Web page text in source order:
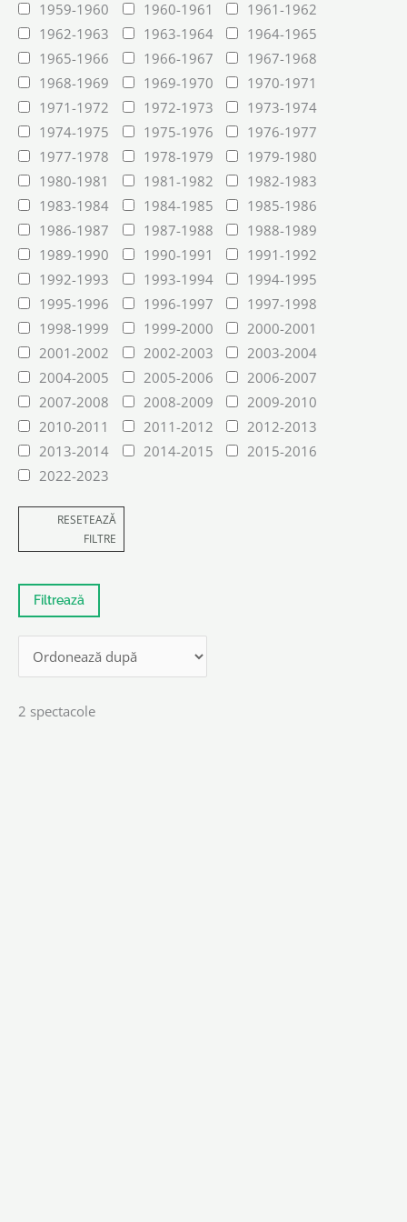
1959-1960
1960-1961
1961-1962
1962-1963
1963-1964
1964-1965
1965-1966
1966-1967
1967-1968
1968-1969
1969-1970
1970-1971
1971-1972
1972-1973
1973-1974
1974-1975
1975-1976
1976-1977
1977-1978
1978-1979
1979-1980
1980-1981
1981-1982
1982-1983
1983-1984
1984-1985
1985-1986
1986-1987
1987-1988
1988-1989
1989-1990
1990-1991
1991-1992
1992-1993
1993-1994
1994-1995
1995-1996
1996-1997
1997-1998
1998-1999
1999-2000
2000-2001
2001-2002
2002-2003
2003-2004
2004-2005
2005-2006
2006-2007
2007-2008
2008-2009
2009-2010
2010-2011
2011-2012
2012-2013
2013-2014
2014-2015
2015-2016
2022-2023
RESETEAZĂ
FILTRE
2 spectacole